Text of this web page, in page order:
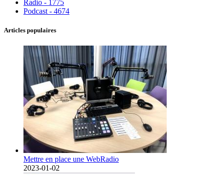
Radio - 1775
Podcast - 4674
Articles populaires
Mettre en place une WebRadio
2023-01-02